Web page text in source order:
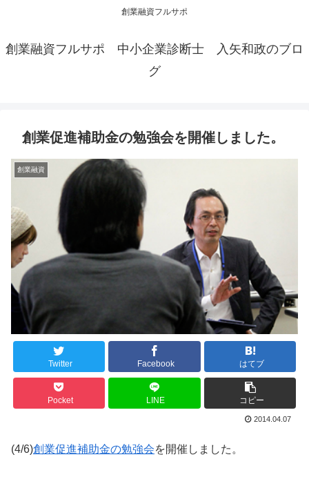
創業融資フルサポ
創業融資フルサポ 中小企業診断士 入矢和政のブロ
グ
創業促進補助金の勉強会を開催しました。
創業融資
Twitter Facebook はてブ
Pocket LINE コピー
2014.04.07
(4/6)創業促進補助金の勉強会を開催しました。